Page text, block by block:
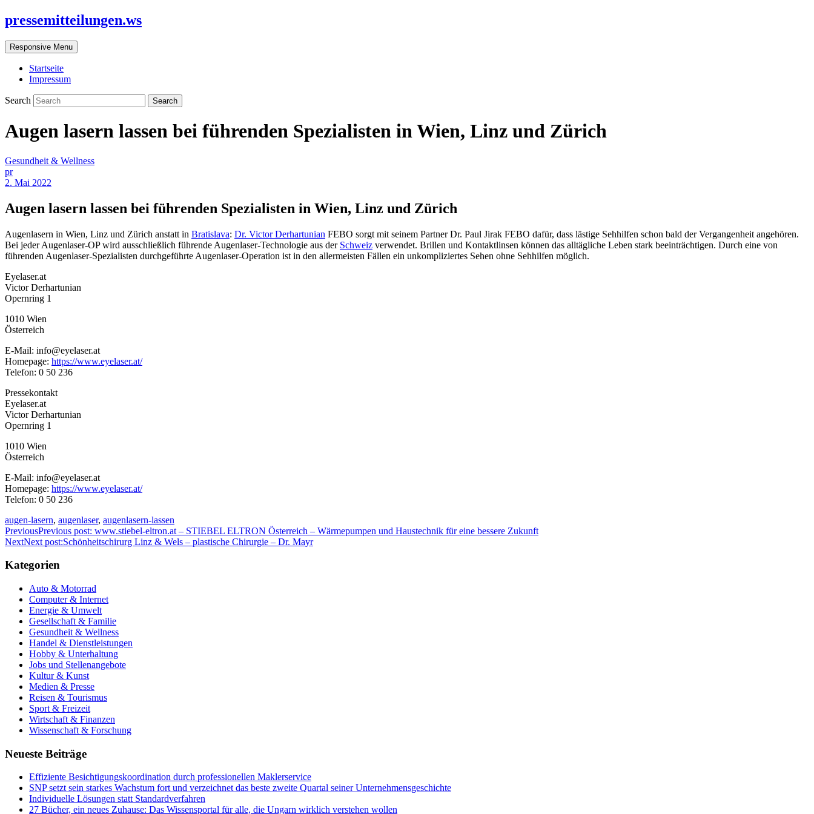
pressemitteilungen.ws
Responsive Menu
Startseite
Impressum
Search
Augen lasern lassen bei führenden Spezialisten in Wien, Linz und Zürich
Gesundheit & Wellness
pr
2. Mai 2022
Augen lasern lassen bei führenden Spezialisten in Wien, Linz und Zürich
Augenlasern in Wien, Linz und Zürich anstatt in Bratislava: Dr. Victor Derhartunian FEBO sorgt mit seinem Partner Dr. Paul Jirak FEBO dafür, dass lästige Sehhilfen schon bald der Vergangenheit angehören.
Bei jeder Augenlaser-OP wird ausschließlich führende Augenlaser-Technologie aus der Schweiz verwendet. Brillen und Kontaktlinsen können das alltägliche Leben stark beeinträchtigen. Durch eine von
führenden Augenlaser-Spezialisten durchgeführte Augenlaser-Operation ist in den allermeisten Fällen ein unkompliziertes Sehen ohne Sehhilfen möglich.
Eyelaser.at
Victor Derhartunian
Opernring 1
1010 Wien
Österreich
E-Mail: info@eyelaser.at
Homepage: https://www.eyelaser.at/
Telefon: 0 50 236
Pressekontakt
Eyelaser.at
Victor Derhartunian
Opernring 1
1010 Wien
Österreich
E-Mail: info@eyelaser.at
Homepage: https://www.eyelaser.at/
Telefon: 0 50 236
augen-lasern, augenlaser, augenlasern-lassen
PreviousPrevious post: www.stiebel-eltron.at – STIEBEL ELTRON Österreich – Wärmepumpen und Haustechnik für eine bessere Zukunft
NextNext post:Schönheitschirurg Linz & Wels – plastische Chirurgie – Dr. Mayr
Kategorien
Auto & Motorrad
Computer & Internet
Energie & Umwelt
Gesellschaft & Familie
Gesundheit & Wellness
Handel & Dienstleistungen
Hobby & Unterhaltung
Jobs und Stellenangebote
Kultur & Kunst
Medien & Presse
Reisen & Tourismus
Sport & Freizeit
Wirtschaft & Finanzen
Wissenschaft & Forschung
Neueste Beiträge
Effiziente Besichtigungskoordination durch professionellen Maklerservice
SNP setzt sein starkes Wachstum fort und verzeichnet das beste zweite Quartal seiner Unternehmensgeschichte
Individuelle Lösungen statt Standardverfahren
27 Bücher, ein neues Zuhause: Das Wissensportal für alle, die Ungarn wirklich verstehen wollen